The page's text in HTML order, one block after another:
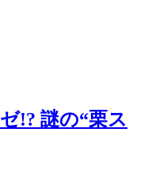
!? 謎の“栗ス